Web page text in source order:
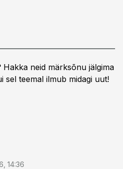
Hakka neid märksõnu jälgima
sel teemal ilmub midagi uut!
14:36